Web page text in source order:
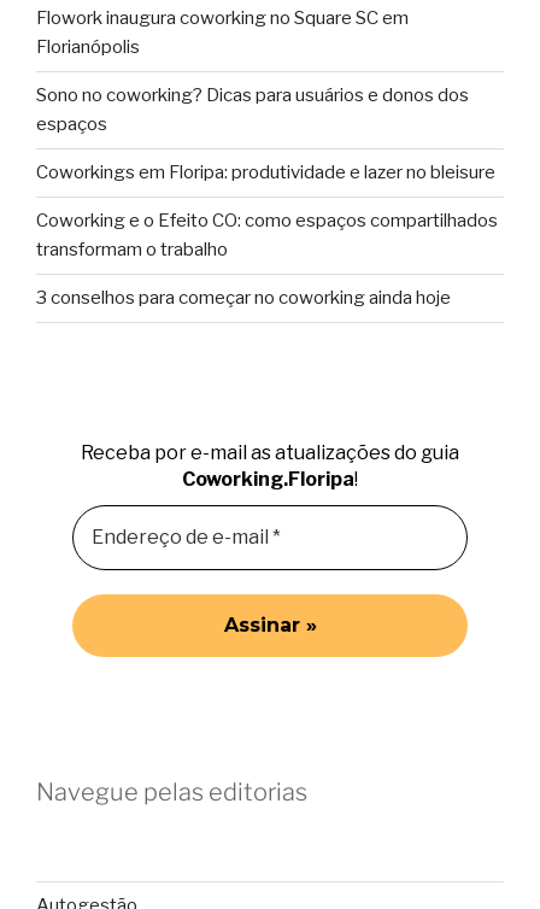
Flowork inaugura coworking no Square SC em
Florianópolis
Sono no coworking? Dicas para usuários e donos dos
espaços
Coworkings em Floripa: produtividade e lazer no bleisure
Coworking e o Efeito CO: como espaços compartilhados
transformam o trabalho
3 conselhos para começar no coworking ainda hoje
Receba por e-mail as atualizações do guia
Coworking.Floripa!
Navegue pelas editorias